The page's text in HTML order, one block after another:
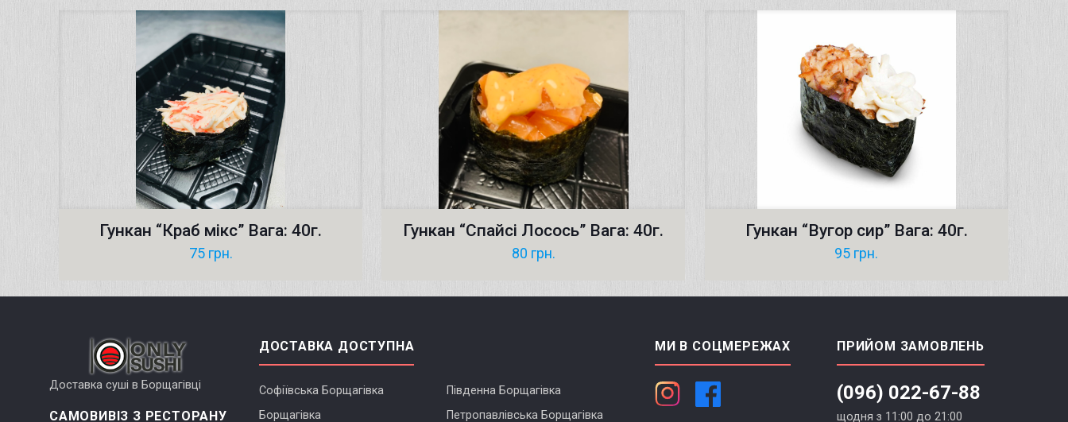
Гункан “Краб мікс” Вага: 40г.
75 грн.
Гункан “Спайсі Лосось” Вага: 40г.
80 грн.
Гункан “Bугор сир” Вага: 40г.
95 грн.
Доставка суші в Борщагівці
САМОВИВІЗ З РЕСТОРАНУ
ДОСТАВКА ДОСТУПНА
Софіївська Борщагівка
Південна Борщагівка
Борщагівка
Петропавлівська Борщагівка
МИ В СОЦМЕРЕЖАХ ПРИЙОМ ЗАМОВЛЕНЬ
(096) 022-67-88
щодня з 11:00 до 21:00